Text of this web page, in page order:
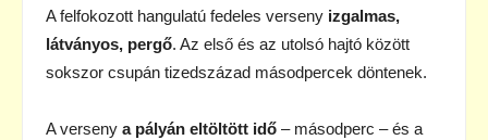
A felfokozott hangulatú fedeles verseny izgalmas,
látványos, pergő. Az első és az utolsó hajtó között
sokszor csupán tizedszázad másodpercek döntenek.
A verseny a pályán eltöltött idő – másodperc – és a